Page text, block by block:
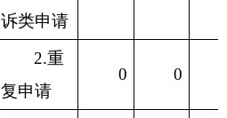
诉类申请
2.重
复申请
0 0